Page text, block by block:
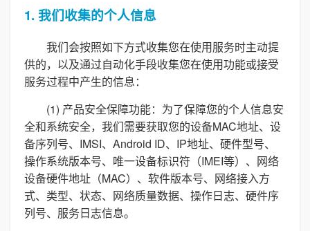
1. 我们收集的个人信息
我们会按照如下方式收集您在使用服务时主动提
供的，以及通过自动化手段收集您在使用功能或接受
服务过程中产生的信息：
(1) 产品安全保障功能：为了保障您的个人信息安
全和系统安全，我们需要获取您的设备MAC地址、设
备序列号、IMSI、Android ID、IP地址、硬件型号、
操作系统版本号、唯一设备标识符（IMEI等）、网络
设备硬件地址（MAC）、软件版本号、网络接入方
式、类型、状态、网络质量数据、操作日志、硬件序
列号、服务日志信息。